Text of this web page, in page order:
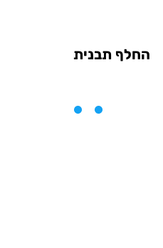
החלף תבנית